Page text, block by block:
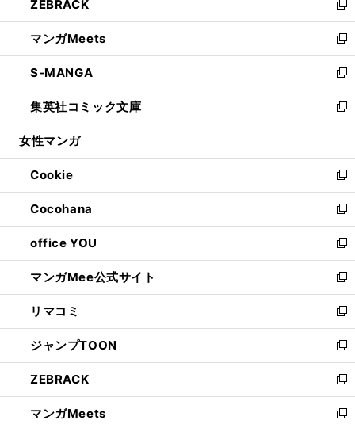
く
で
開
く
ド
ウ
で
開
く
ィ
ン
ド
ウ
で
開
く
い
ウ
ィ
ン
ド
ウ
で
開
ZEBRACK
新
し
い
ウ
ィ
ン
ド
ウ
開
く
マンガMeets
新
し
い
ウ
ィ
ン
ウ
で
開
く
S-MANGA
新
し
い
ウ
ン
ド
ウ
で
開
く
集英社コミック文庫
新
し
ウ
ィ
ン
ド
ウ
で
開
く
女性マンガ
Cookie
新
し
い
ウ
ィ
ン
ド
ウ
で
開
く
Cocohana
新
し
い
ウ
ィ
ン
ド
ウ
で
開
く
office YOU
新
し
い
ウ
ィ
ン
ド
ウ
で
開
く
マンガMee公式サイト
新
し
い
ウ
ィ
ン
ド
ウ
で
リマコミ
新
し
い
ウ
ィ
ン
ド
ジャンプTOON
新
し
い
ウ
ィ
ZEBRACK
新
し
い
マンガMeets
新